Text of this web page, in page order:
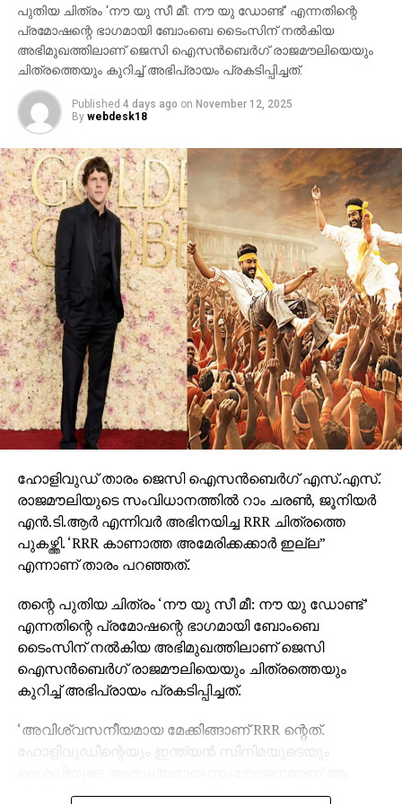
പുതിയ ചിത്രം ‘നൗ യു സീ മീ: നൗ യു ഡോണ്ട്’ എന്നതിന്റെ
പ്രമോഷന്റെ ഭാഗമായി ബോംബെ ടൈംസിന് നല്‍കിയ
അഭിമുഖത്തിലാണ് ജെസി ഐസന്‍ബെര്‍ഗ് രാജമൗലിയെയും
ചിത്രത്തെയും കുറിച്ച് അഭിപ്രായം പ്രകടിപ്പിച്ചത്.
Published 4 days ago on November 12, 2025
By webdesk18
ഹോളിവുഡ് താരം ജെസി ഐസന്‍ബെര്‍ഗ് എസ്.എസ്.
രാജമൗലിയുടെ സംവിധാനത്തില്‍ റാം ചരണ്‍, ജൂനിയര്‍
എന്‍.ടി.ആര്‍ എന്നിവര്‍ അഭിനയിച്ച RRR ചിത്രത്തെ
പുകഴ്ത്തി. ‘RRR കാണാത്ത അമേരിക്കക്കാര്‍ ഇല്ല”
എന്നാണ് താരം പറഞ്ഞത്.
തന്റെ പുതിയ ചിത്രം ‘നൗ യു സീ മീ: നൗ യു ഡോണ്ട്’
എന്നതിന്റെ പ്രമോഷന്റെ ഭാഗമായി ബോംബെ
ടൈംസിന് നല്‍കിയ അഭിമുഖത്തിലാണ് ജെസി
ഐസന്‍ബെര്‍ഗ് രാജമൗലിയെയും ചിത്രത്തെയും
കുറിച്ച് അഭിപ്രായം പ്രകടിപ്പിച്ചത്.
‘അവിശ്വസനീയമായ മേക്കിങ്ങാണ് RRR ന്റെത്.
ഹോളിവുഡിന്റെയും ഇന്ത്യന്‍ സിനിമയുടെയും
ചിത്രം. RRR കാണാത്ത അമേരിക്കക്കാര്‍ ഇല്ലെന്നതാണ്